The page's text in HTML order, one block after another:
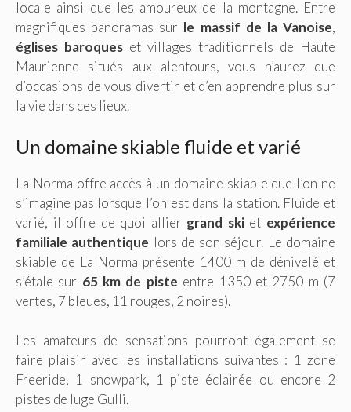
locale ainsi que les amoureux de la montagne. Entre
magnifiques panoramas sur le massif de la Vanoise,
églises baroques et villages traditionnels de Haute
Maurienne situés aux alentours, vous n’aurez que
d’occasions de vous divertir et d’en apprendre plus sur
la vie dans ces lieux.
Un domaine skiable fluide et varié
La Norma offre accès à un domaine skiable que l’on ne
s’imagine pas lorsque l’on est dans la station. Fluide et
varié, il offre de quoi allier grand skiet expérience
familiale authentique lors de son séjour. Le domaine
skiable de La Norma présente 1400 m de dénivelé et
s’étale sur 65 km de piste entre 1350 et 2750 m (7
vertes, 7 bleues, 11 rouges, 2 noires).
Les amateurs de sensations pourront également se
faire plaisir avec les installations suivantes : 1 zone
Freeride, 1 snowpark, 1 piste éclairée ou encore 2
pistes de luge Gulli.